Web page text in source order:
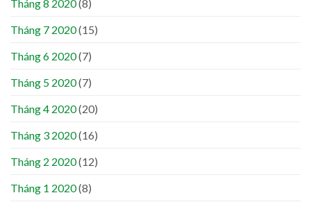
Tháng 8 2020(8)
Tháng 7 2020(15)
Tháng 6 2020(7)
Tháng 5 2020(7)
Tháng 4 2020(20)
Tháng 3 2020(16)
Tháng 2 2020(12)
Tháng 1 2020(8)